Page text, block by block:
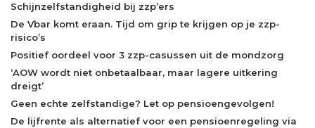
Schijnzelfstandigheid bij zzp’ers
De Vbar komt eraan. Tijd om grip te krijgen op je zzp-
risico’s
Positief oordeel voor 3 zzp-casussen uit de mondzorg
‘AOW wordt niet onbetaalbaar, maar lagere uitkering
dreigt’
Geen echte zelfstandige? Let op pensioengevolgen!
De lijfrente als alternatief voor een pensioenregeling via